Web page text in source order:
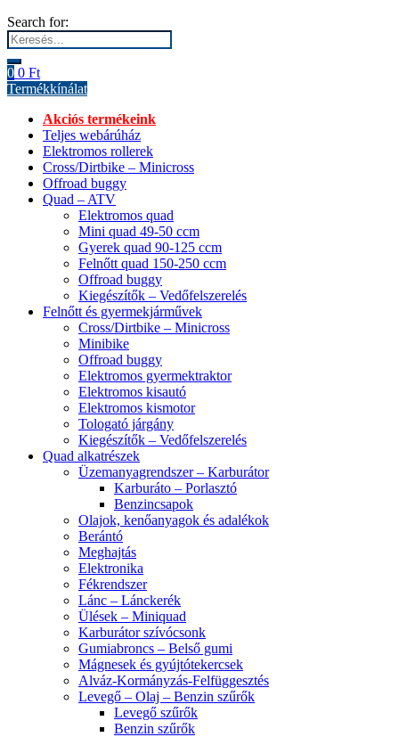
Search for:
0 0 Ft
Termékkínálat
Akciós termékeink
Teljes webárúház
Elektromos rollerek
Cross/Dirtbike – Minicross
Offroad buggy
Quad – ATV
Elektromos quad
Mini quad 49-50 ccm
Gyerek quad 90-125 ccm
Felnőtt quad 150-250 ccm
Offroad buggy
Kiegészítők – Vedőfelszerelés
Felnőtt és gyermekjárművek
Cross/Dirtbike – Minicross
Minibike
Offroad buggy
Elektromos gyermektraktor
Elektromos kisautó
Elektromos kismotor
Tologató járgány
Kiegészítők – Vedőfelszerelés
Quad alkatrészek
Üzemanyagrendszer – Karburátor
Karburáto – Porlasztó
Benzincsapok
Olajok, kenőanyagok és adalékok
Berántó
Meghajtás
Elektronika
Fékrendszer
Lánc – Lánckerék
Ülések – Miniquad
Karburátor szívócsonk
Gumiabroncs – Belső gumi
Mágnesek és gyújtótekercsek
Alváz-Kormányzás-Felfüggesztés
Levegő – Olaj – Benzin szűrők
Levegő szűrők
Benzin szűrők